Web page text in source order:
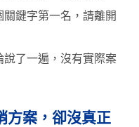
鍵字第一名，請離開
說了一遍，沒有實際案
方案，卻沒真正